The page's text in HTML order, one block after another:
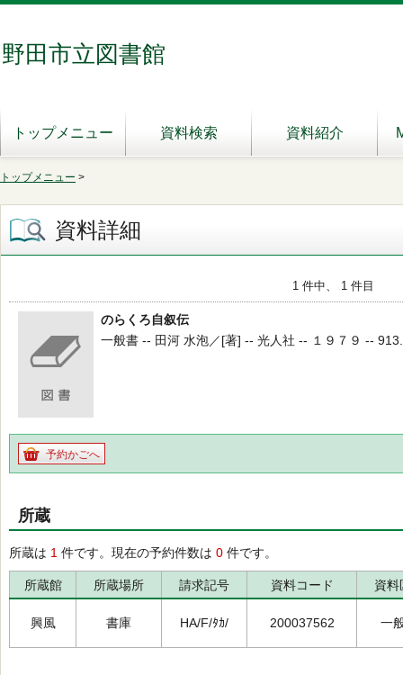
野田市立図書館
トップメニュー 資料検索 資料紹介
トップメニュー >
資料詳細
1 件中、 1 件目
のらくろ自叙伝
一般書 -- 田河 水泡／[著] -- 光人社 -- １９７９ --
予約かごへ
所蔵
所蔵は 1 件です。現在の予約件数は 0 件です。
所蔵館 所蔵場所 請求記号 資料コード 資料
興風 書庫 HA/F/ﾀｶ/ 200037562 一